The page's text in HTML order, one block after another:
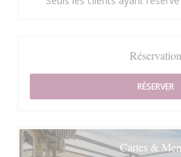
Réservation
RÉSERVER
Cartes &